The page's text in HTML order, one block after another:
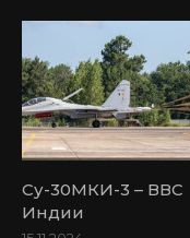
Су-30МКИ-3 – ВВС
Индии